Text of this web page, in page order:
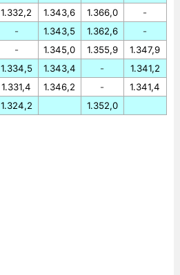
1.332,2
-
-
1.334,5
1.331,4
1.324,2
1.343,6
1.343,5
1.345,0
1.343,4
1.346,2
1.366,0
1.362,6
1.355,9
-
-
1.352,0
-
-
1.347,9
1.341,2
1.341,4